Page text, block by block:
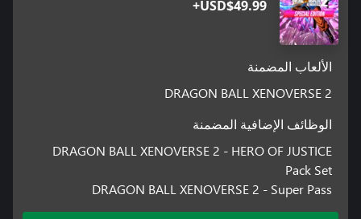
USD$49.99+
الألعاب المضمنة
DRAGON BALL XENOVERSE 2
الوظائف الإضافية المضمنة
DRAGON BALL XENOVERSE 2 - HERO OF JUSTICE
Pack Set
DRAGON BALL XENOVERSE 2 - Super Pass